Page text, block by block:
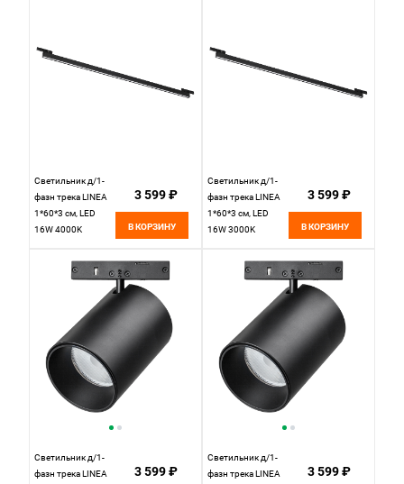
Светильник д/1-
фазн трека LINEA
1*60*3 см, LED
16W 4000K
266347 черный
3 599 ₽
В КОРЗИНУ
Светильник д/1-
фазн трека LINEA
1*60*3 см, LED
16W 3000K
266337 черный
3 599 ₽
В КОРЗИНУ
Светильник д/1-
фазн трека LINEA
3 599 ₽
Светильник д/1-
фазн трека LINEA
3 599 ₽